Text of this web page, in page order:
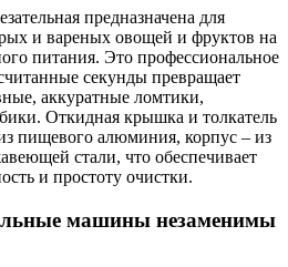
предназначена для
и вареных овощей и фруктов на
питания. Это профессиональное
секунды превращает
аккуратные ломтики,
Откидная крышка и толкатель
пищевого алюминия, корпус – из
стали, что обеспечивает
и простоту очистки.
машины незаменимы